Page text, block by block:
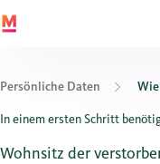
Persönliche Daten
Wie melden Sie uns einen
In einem ersten Schritt
Wohnsitz der